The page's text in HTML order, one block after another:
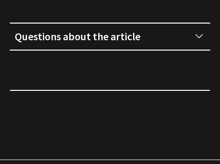
Questions about the article